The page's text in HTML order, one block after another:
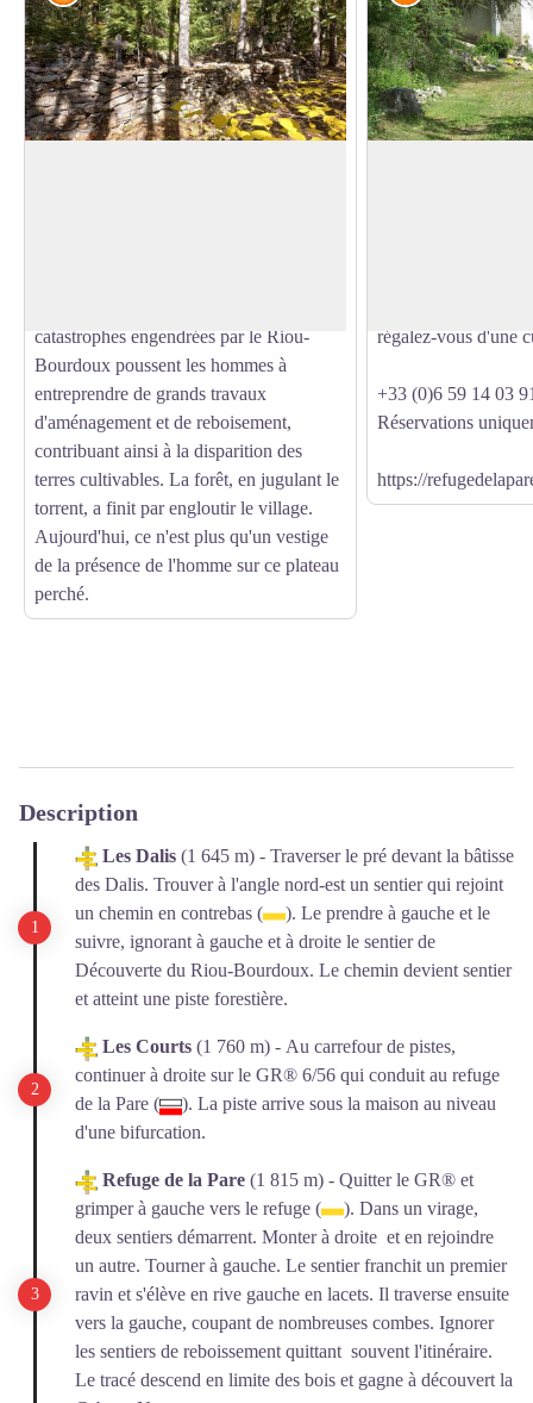
catastrophes engendrées par le Riou-
Bourdoux poussent les hommes à
entreprendre de grands travaux
d'aménagement et de reboisement,
contribuant ainsi à la disparition des
terres cultivables. La forêt, en jugulant le
torrent, a finit par engloutir le village.
Aujourd'hui, ce n'est plus qu'un vestige
de la présence de l'homme sur ce plateau
perché.
régalez-vous d'une
+33 (0)6 59 14 03
Réservations
https://
Description
Les Dalis (1 645 m) - Traverser le pré devant la bâtisse
des Dalis. Trouver à l'angle nord-est un sentier qui rejoint
un chemin en contrebas (
). Le prendre à gauche et le
suivre, ignorant à gauche et à droite le sentier de
Découverte du Riou-Bourdoux. Le chemin devient sentier
et atteint une piste forestière.
Les Courts (1 760 m) - Au carrefour de pistes,
continuer à droite sur le GR® 6/56 qui conduit au refuge
de la Pare (
). La piste arrive sous la maison au niveau
d'une bifurcation.
Refuge de la Pare (1 815 m) - Quitter le GR® et
grimper à gauche vers le refuge (
). Dans un virage,
deux sentiers démarrent. Monter à droite et en rejoindre
un autre. Tourner à gauche. Le sentier franchit un premier
ravin et s'élève en rive gauche en lacets. Il traverse ensuite
vers la gauche, coupant de nombreuses combes. Ignorer
les sentiers de reboissement quittant souvent l'itinéraire.
Le tracé descend en limite des bois et gagne à découvert la